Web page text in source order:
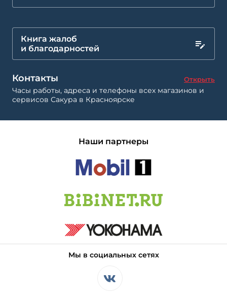
Книга жалоб
и благодарностей
Контакты Открыть
Часы работы, адреса и телефоны всех магазинов и
сервисов Сакура в Красноярске
Наши партнеры
Мы в социальных сетях